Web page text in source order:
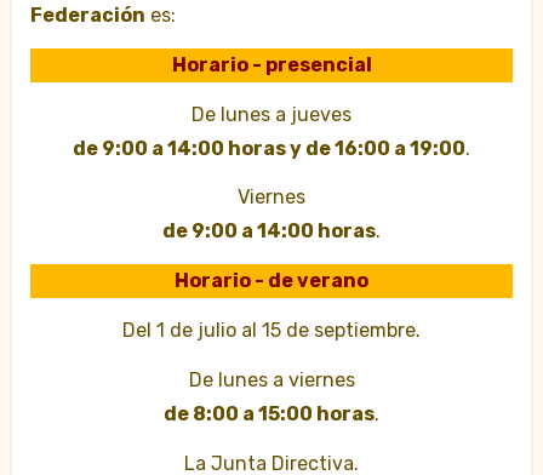
Federación es:
Horario - presencial
De lunes a jueves
de 9:00 a 14:00 horas y de 16:00 a 19:00.
Viernes
de 9:00 a 14:00 horas.
Horario - de verano
Del 1 de julio al 15 de septiembre.
De lunes a viernes
de 8:00 a 15:00 horas.
La Junta Directiva.